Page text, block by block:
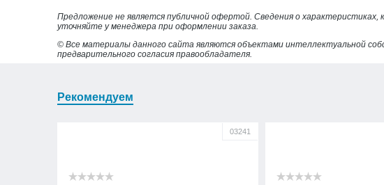
Предложение не является публичной офертой. Сведения о
уточняйте у менеджера при оформлении заказа.
© Все материалы данного сайта являются объектами интеллектуальной
предварительного согласия правообладателя.
Рекомендуем
03241